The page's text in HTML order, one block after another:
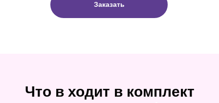
Заказать
Что в ходит в комплект